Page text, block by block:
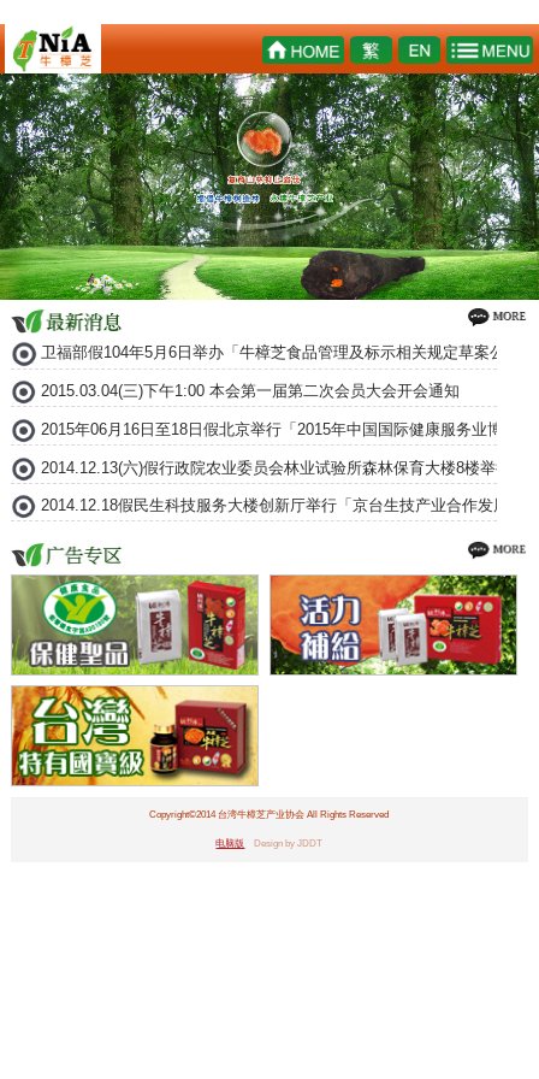
卫福部假104年5月6日举办「牛樟芝食品管理及标示相关规定草案公听
2015.03.04(三)下午1:00 本会第一届第二次会员大会开会通知
2015年06月16日至18日假北京举行「2015年中国国际健康服务业博览
2014.12.13(六)假行政院农业委员会林业试验所森林保育大楼8楼举行「
2014.12.18假民生科技服务大楼创新厅举行「京台生技产业合作发展论
Copyright©2014 台湾牛樟芝产业协会 All Rights Reserved
电脑版 Design by JDDT